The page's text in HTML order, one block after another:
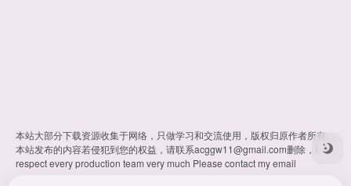
本站大部分下载资源收集于网络，只做学习和交流使用，版权归原作者所有。
本站发布的内容若侵犯到您的权益，请联系acggw11@gmail.com删除，I
respect every production team very much Please contact my email